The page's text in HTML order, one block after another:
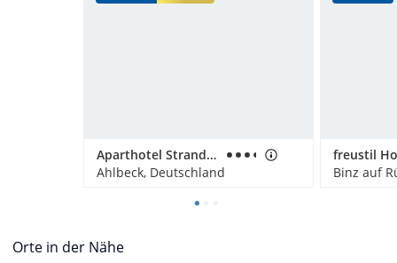
Aparthotel Strandhus Familie Herrgott
Ahlbeck, Deutschland
freustil
Binz auf
Orte in der Nähe